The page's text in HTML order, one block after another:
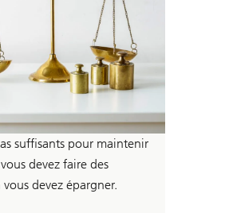
suffisants pour maintenir
devez faire des
devez épargner.